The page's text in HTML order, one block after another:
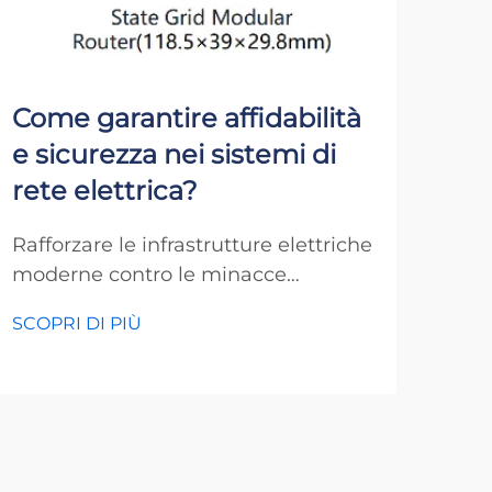
Come garantire affidabilità
e sicurezza nei sistemi di
rete elettrica?
Rafforzare le infrastrutture elettriche
moderne contro le minacce
sistemi di rete elettrica rappresenta
SCOPRI DI PIÙ